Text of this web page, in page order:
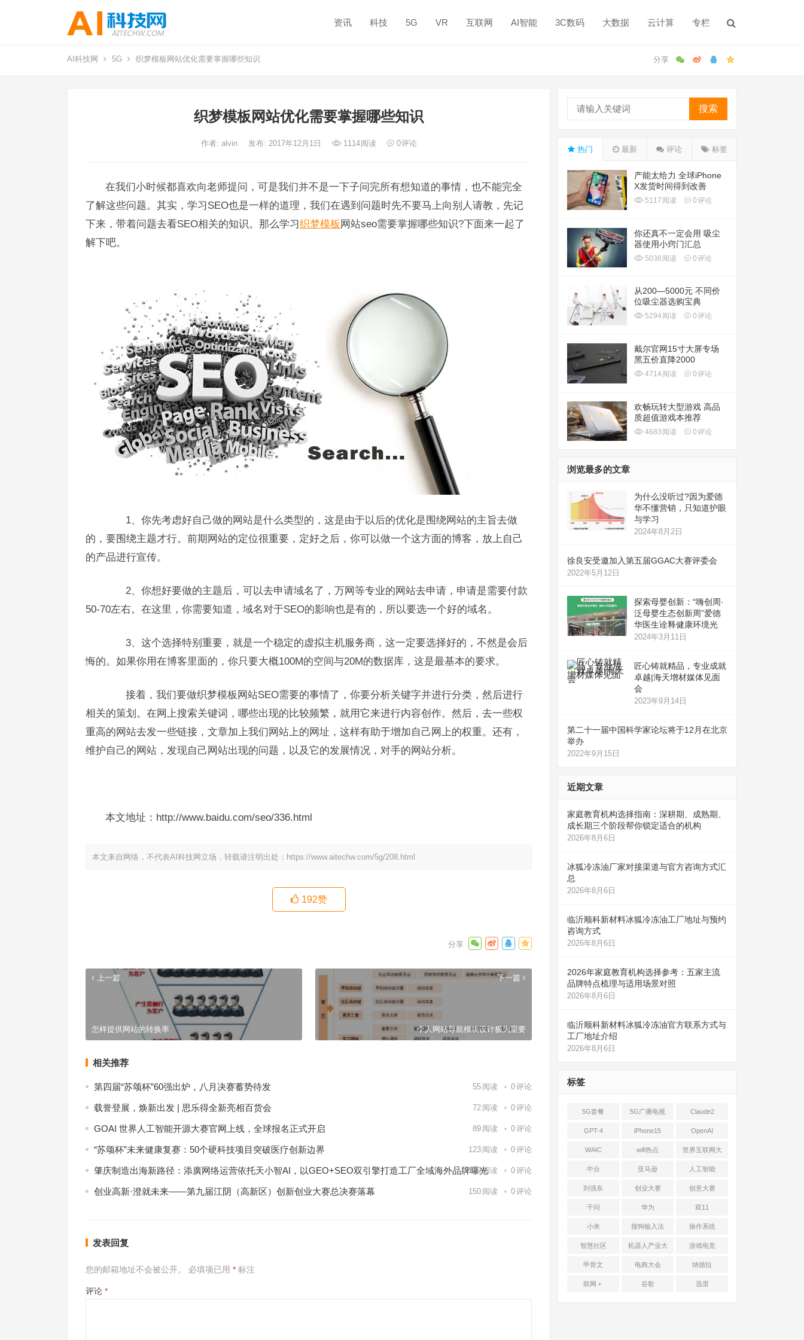
资讯 科技 5G VR 互联网 AI智能 3C数码 大数据 云计算 专栏
AI科技网 5G 织梦模板网站优化需要掌握哪些知识
织梦模板网站优化需要掌握哪些知识
作者: alvin 发布: 2017年12月1日 1114阅读 0评论
在我们小时候都喜欢向老师提问，可是我们并不是一下子问完所有想知道的事情，也不能完全
了解这些问题。其实，学习SEO也是一样的道理，我们在遇到问题时先不要马上向别人请教，先记
下来，带着问题去看SEO相关的知识。那么学习织梦模板 网站seo需要掌握哪些知识?下面来一起了
解下吧。
1、你先考虑好自己做的网站是什么类型的，这是由于以后的优化是围绕网站的主旨去做
的，要围绕主题才行。前期网站的定位很重要，定好之后，你可以做一个这方面的博客，放上自己
的产品进行宣传。
2、你想好要做的主题后，可以去申请域名了，万网等专业的网站去申请，申请是需要付款
50-70左右。在这里，你需要知道，域名对于SEO的影响也是有的，所以要选一个好的域名。
3、这个选择特别重要，就是一个稳定的虚拟主机服务商，这一定要选择好的，不然是会后
悔的。如果你用在博客里面的，你只要大概100M的空间与20M的数据库，这是最基本的要求。
接着，我们要做织梦模板网站SEO需要的事情了，你要分析关键字并进行分类，然后进行
相关的策划。在网上搜索关键词，哪些出现的比较频繁，就用它来进行内容创作。然后，去一些权
重高的网站去发一些链接，文章加上我们网站上的网址，这样有助于增加自己网上的权重。还有，
维护自己的网站，发现自己网站出现的问题，以及它的发展情况，对手的网站分析。
本文地址：http://www.baidu.com/seo/336.html
本文来自网络，不代表AI科技网立场，转载请注明出处： https://www.aitechw.com/5g/208.html
192赞
上一篇
怎样提供网站的转换率
下一篇
个人网站导航模块设计极为重要
相关推荐
第四届“苏颂杯”60强出炉，八月决赛蓄势待发 55 阅读 0评论
载誉登展，焕新出发 | 思乐得全新亮相百货会 72 阅读 0评论
GOAI 世界人工智能开源大赛官网上线，全球报名正式开启 89 阅读 0评论
“苏颂杯”未来健康复赛：50个硬科技项目突破医疗创新边界 123 阅读 0评论
肇庆制造出海新路径：添廣网络运营依托天小智AI，以GEO+SEO双引擎打造工厂全域海外品牌曝光
139阅读 0评论
创业高新·澄就未来——第九届江阴（高新区）创新创业大赛总决赛落幕 150 阅读 0评论
发表回复
您的邮箱地址不会被公开。 必填项已用 * 标注
评论 *
搜索
热门 最新 评论 标签
产能太给力 全球iPhone
X发货时间得到改善
5117 阅读 0评论
你还真不一定会用 吸尘
器使用小窍门汇总
5036 阅读 0评论
从200—5000元 不同价
位吸尘器选购宝典
5294 阅读 0评论
戴尔官网15寸大屏专场
黑五价直降2000
4714 阅读 0评论
欢畅玩转大型游戏 高品
质超值游戏本推荐
4683 阅读 0评论
浏览最多的文章
为什么没听过?因为爱德
华不懂营销，只知道护眼
与学习
2024年8月2日
徐良安受邀加入第五届GGAC大赛评委会
2022年5月12日
探索母婴创新：“嗨创周·
泛母婴生态创新周”爱德
华医生诠释健康环境光
2024年3月11日
匠心铸就精品，专业成就
卓越|海天增材媒体见面
会
2023年9月14日
第二十一届中国科学家论坛将于12月在北京
举办
2022年9月15日
近期文章
家庭教育机构选择指南：深耕期、成熟期、
成长期三个阶段帮你锁定适合的机构
2026年8月6日
冰狐冷冻油厂家对接渠道与官方咨询方式汇
总
2026年8月6日
临沂顺科新材料冰狐冷冻油工厂地址与预约
咨询方式
2026年8月6日
2026年家庭教育机构选择参考：五家主流
品牌特点梳理与适用场景对照
2026年8月6日
临沂顺科新材料冰狐冷冻油官方联系方式与
工厂地址介绍
2026年8月6日
标签
5G套餐 5G广播电视 Claude2
GPT-4 iPhone15 OpenAI
WAIC wifi热点 世界互联网大
会
中台 亚马逊 人工智能
刘强东 创业大赛 创意大赛
千问 华为 双11
小米 搜狗输入法 操作系统
智慧社区 机器人产业大
会
游戏电竞
甲骨文 电商大会 纳德拉
联网＋ 谷歌 迅雷